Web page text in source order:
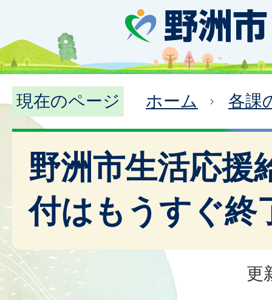
現在のページ ホーム 各課
野洲市生活応援
付はもうすぐ終
更